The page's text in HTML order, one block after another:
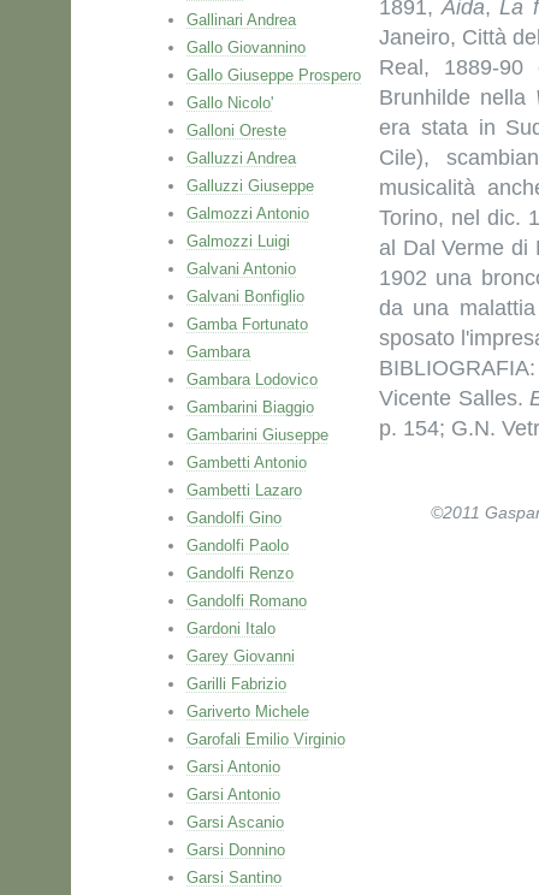
Gallinari Andrea
Gallo Giovannino
Gallo Giuseppe Prospero
Gallo Nicolo'
Galloni Oreste
Galluzzi Andrea
Galluzzi Giuseppe
Galmozzi Antonio
Galmozzi Luigi
Galvani Antonio
Galvani Bonfiglio
Gamba Fortunato
Gambara
Gambara Lodovico
Gambarini Biaggio
Gambarini Giuseppe
Gambetti Antonio
Gambetti Lazaro
Gandolfi Gino
Gandolfi Paolo
Gandolfi Renzo
Gandolfi Romano
Gardoni Italo
Garey Giovanni
Garilli Fabrizio
Gariverto Michele
Garofali Emilio Virginio
Garsi Antonio
Garsi Antonio
Garsi Ascanio
Garsi Donnino
Garsi Santino
1891,Aida,La
Janeiro, Città
Real, 1889-90
Brunhilde nella
era stata in
Cile),
musicalità
Torino, nel dic.
al Dal Verme di
1902 una
da una
sposato
Vicente Salles.
p. 154; G.N.
©2011